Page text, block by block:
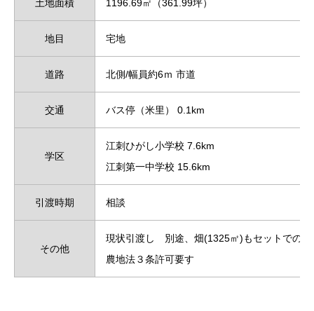
土地面積 1196.69㎡（361.99坪）
地目 宅地
道路 北側/幅員約6ｍ 市道
交通 バス停（米里） 0.1km
学区
江刺ひがし小学校 7.6km
江刺第一中学校 15.6km
引渡時期 相談
その他
現状引渡し 別途、畑(1325㎡)もセットでの売
農地法３条許可要す